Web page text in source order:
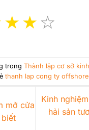
trong Thành lập cơ sở
thanh lap cong ty offshore
mở cửa
biết
Kinh
hải sản